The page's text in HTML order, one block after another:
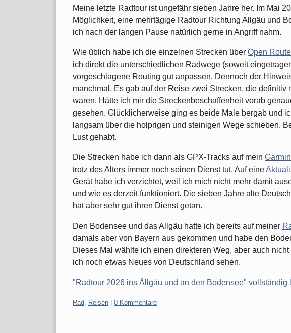
Meine letzte Radtour ist ungefähr sieben Jahre her. Im Mai
Möglichkeit, eine mehrtägige Radtour Richtung Allgäu und
ich nach der langen Pause natürlich gerne in Angriff nahm.
Wie üblich habe ich die einzelnen Strecken über Open
ich direkt die unterschiedlichen Radwege (soweit
vorgeschlagene Routing gut anpassen. Dennoch der
manchmal. Es gab auf der Reise zwei Strecken, die definitiv
waren. Hätte ich mir die Streckenbeschaffenheit vorab
gesehen. Glücklicherweise ging es beide Male bergab und
langsam über die holprigen und steinigen Wege schieben.
Lust gehabt.
Die Strecken habe ich dann als GPX-Tracks auf mein
trotz des Alters immer noch seinen Dienst tut. Auf eine
Gerät habe ich verzichtet, weil ich mich nicht mehr damit
und wie es derzeit funktioniert. Die sieben Jahre alte
hat aber sehr gut ihren Dienst getan.
Den Bodensee und das Allgäu hatte ich bereits auf meiner
damals aber von Bayern aus gekommen und habe den
Dieses Mal wählte ich einen direkteren Weg, aber auch
ich noch etwas Neues von Deutschland sehen.
"Radtour 2026 ins Ällgäu und an den Bodensee" vollständig
Kategorien:
Rad Reisen | 0 Kommentare